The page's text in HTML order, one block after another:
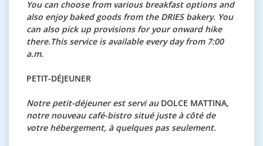
You can choose from various breakfast options and
also enjoy baked goods from the DRIES bakery. You
can also pick up provisions for your onward hike
there.This service is available every day from 7:00
a.m.
PETIT-DÉJEUNER
Notre petit-déjeuner est servi au DOLCE MATTINA,
notre nouveau café-bistro situé juste à côté de
votre hébergement, à quelques pas seulement.